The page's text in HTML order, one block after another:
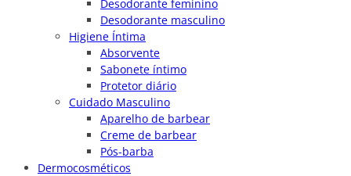
Desodorante feminino
Desodorante masculino
Higiene Íntima
Absorvente
Sabonete íntimo
Protetor diário
Cuidado Masculino
Aparelho de barbear
Creme de barbear
Pós-barba
Dermocosméticos